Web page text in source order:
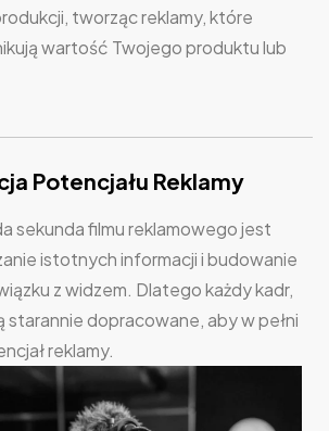
tworząc reklamy, które
wartość Twojego produktu lub
Potencjału Reklamy
sekunda filmu reklamowego jest
istotnych informacji i budowanie
z widzem. Dlatego każdy kadr,
starannie dopracowane, aby w pełni
reklamy.